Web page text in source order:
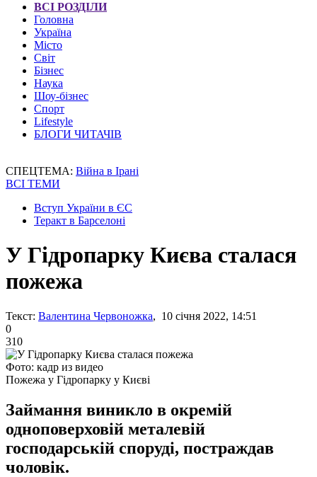
ВСІ РОЗДІЛИ
Головна
Україна
Місто
Світ
Бізнес
Наука
Шоу-бізнес
Спорт
Lifestyle
БЛОГИ ЧИТАЧІВ
СПЕЦТЕМА: Війна в Ірані
ВСІ ТЕМИ
Вступ України в ЄС
Теракт в Барселоні
У Гідропарку Києва сталася
пожежа
Текст: Валентина Червоножка, 10 січня 2022, 14:51
0
310
Фото: кадр из видео
Пожежа у Гідропарку у Києві
Займання виникло в окремій
одноповерховій металевій
господарській споруді, постраждав
чоловік.